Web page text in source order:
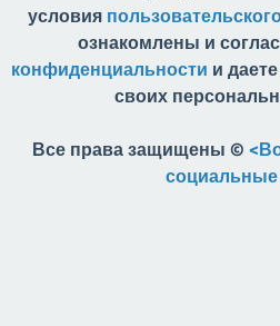
условия
ознакомлены и
конфиденциальности и
своих
Все права защищены ©
социальные